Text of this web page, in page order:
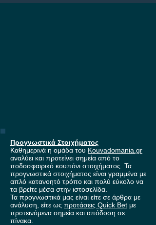
Europa League, με
Προγνωστικά Στοιχήματος
Καθημερινά η ομάδα του Kouvadomania.gr
αναλύει και προτείνει σημεία από το
ποδοσφαιρικό κουπόνι στοιχήματος. Τα
προγνωστικά στοιχήματος είναι γραμμένα με
απλό κατανοητό τρόπο και πολύ εύκολο να
τα βρείτε μέσα στην ιστοσελίδα.
Τα προγνωστικά μας είναι είτε σε άρθρα με
ανάλυση, είτε ως προτάσεις Quick Bet με
προτεινόμενα σημεία και απόδοση σε
πίνακα.